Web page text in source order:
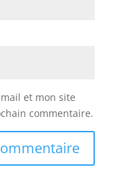
et mon site
commentaire.